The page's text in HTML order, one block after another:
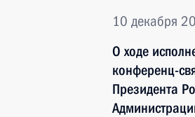
10 декабря
О ходе
конференц-
Президента